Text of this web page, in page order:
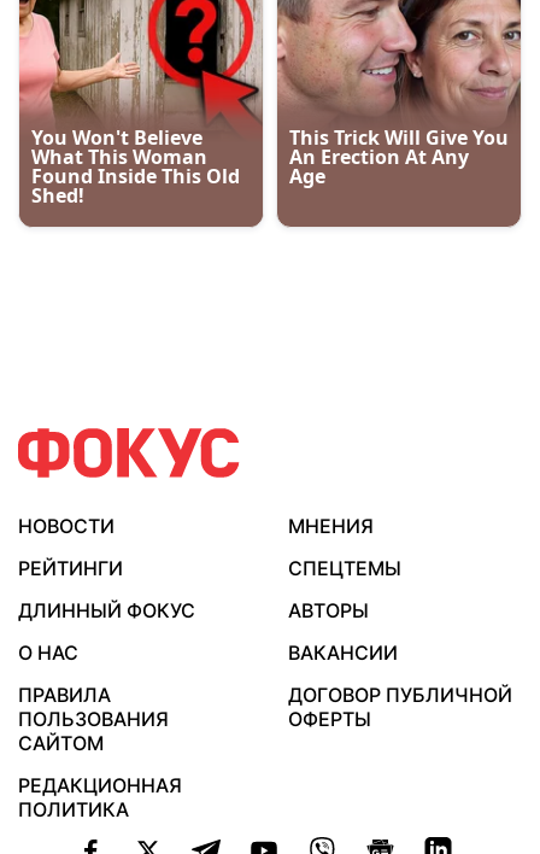
НОВОСТИ
МНЕНИЯ
РЕЙТИНГИ
СПЕЦТЕМЫ
ДЛИННЫЙ ФОКУС
АВТОРЫ
О НАС
ВАКАНСИИ
ПРАВИЛА
ПОЛЬЗОВАНИЯ
САЙТОМ
ДОГОВОР ПУБЛИЧНОЙ
ОФЕРТЫ
РЕДАКЦИОННАЯ
ПОЛИТИКА